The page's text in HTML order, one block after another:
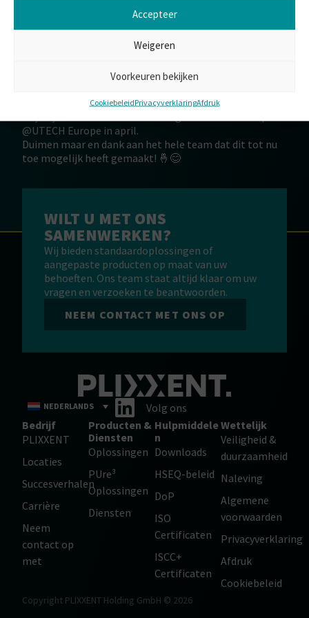
Accepteer
Weigeren
Voorkeuren bekijken
CookiebeleidPrivacyverklaringAfdruk
Deze erkenning weerspiegelt onze voortdurende inzet
voor milieubeheer en innovatie.
https://brnw.ch/21wHPm9(vanaf 11:50 min) en
@UTECH Europe in april.
Duimen maar en dank aan het hele team dat dit tot nu
toe mogelijk heeft gemaakt! 🤞😊
WILT U MET ONS
SAMENWERKEN?
Wij bieden standaardoplossingen of
aangepaste producten op maat van uw
behoeften. Ons team staat altijd klaar om uw
vragen en verzoeken te beantwoorden.
NEEM CONTACT MET ONS OP
NEDERLANDS
Volg ons
Bedrijf
PLIXXENT
Locaties
Succesverhalen
Carrière
Neem
contact op
met
Producten &
Diensten
Oplossingen
PUre³
Oplossingen
Diensten
Hulpmiddele
n
Downloads
HSEQ-beleid
DoP
ISO
Certificaten
ISCC+
Certificaten
Wettelijk
Veiligheid &
duurzaamheid
Naleving
Algemene
voorwaarden
Privacyverklaring
Afdruk
Cookiebeleid
Copyright PLIXXENT Holding GmbH © 2026